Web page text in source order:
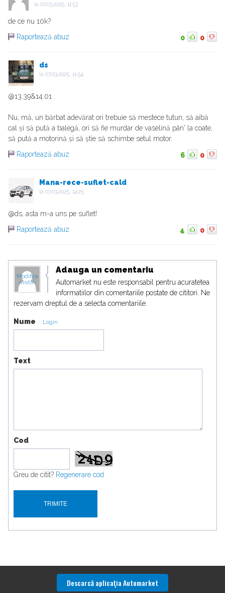
la 07.03.2025, 11:53
de ce nu 10k?
Raportează abuz
0 0
ds
la 07.03.2025, 11:54
@13.39&14.01
Nu, mă, un bărbat adevărat ori trebuie să mestece tutun, să aibă
cal și să pută a balegă, ori să fie murdar de vaselină pân' la coate,
să pută a motorină și să știe să schimbe setul motor.
Raportează abuz
6 0
Mana-rece-suflet-cald
la 07.03.2025, 14:25
@ds, asta m-a uns pe suflet!
Raportează abuz
4 0
Modifica
avatar
Adauga un comentariu
Automarket nu este responsabil pentru acuratetea
informatiilor din comentariile postate de cititori. Ne
rezervam dreptul de a selecta comentariile.
Nume Login
Text
Cod
Greu de citit? Regenerare cod
Descarcă aplicaţia Automarket